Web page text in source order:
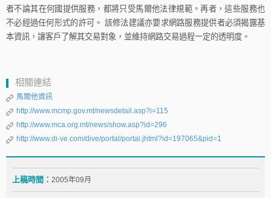
者不論其在何國提供服務，都將只受馬爾他法律規範。再者，這些服務也
不必經過任何形式的許可。 該修法建議亦要求網路服務提供者必須揭露基
本資訊，讓客戶了解其交易對象，並維持網路交易過程一定的透明度 。
相關連結
馬爾他資訊
http://www.mcmp.gov.mt/newsdetail.asp?i=115
http://www.mca.org.mt/news/show.asp?id=296
http://www.di-ve.com/dive/portal/portal.jhtml?id=197065&pid=1
上稿時間： 2005年09月